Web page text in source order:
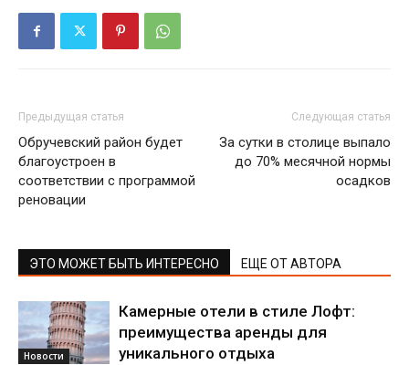
Предыдущая статья
Обручевский район будет
благоустроен в
соответствии с программой
реновации
Следующая статья
За сутки в столице выпало
до 70% месячной нормы
осадков
ЭТО МОЖЕТ БЫТЬ ИНТЕРЕСНО ЕЩЕ ОТ АВТОРА
Новости
Камерные отели в стиле Лофт:
преимущества аренды для
уникального отдыха